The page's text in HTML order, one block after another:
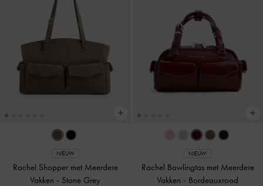
NIEUW
Rachel Shopper met Meerdere
Vakken - Stone Grey
NIEUW
Rachel Bowlingtas met Meerdere
Vakken - Bordeauxrood